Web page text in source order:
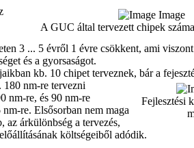
Image
A GUC által tervezett chipek
3 ... 5 évről 1 évre csökkent, ami
és a gyorsaságot.
kb. 10 chipet terveznek, bár a
Fejlesztési
180 nm-re tervezni
nm-re, és 90 nm-re
re. Elsősorban nem maga
az árkülönbség a tervezés,
költségeiből adódik.